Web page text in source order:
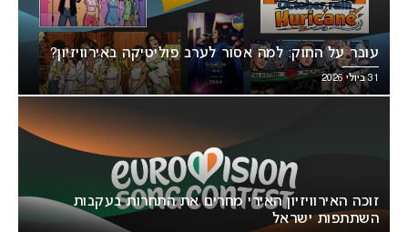
עובר על החוק: למה אסור לערב פוליטיקה באירוויזיון?
31 ביולי 2026
זוכה האירוויזיון האירי מחרים את התחרות בעקבות
השתתפות ישראל